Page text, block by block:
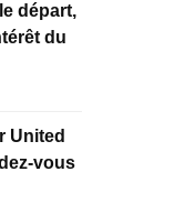
départ,
du
United
vous